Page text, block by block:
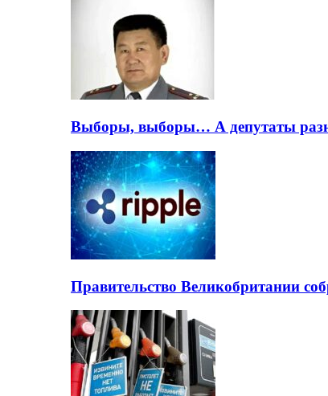
Выборы, выборы… А депутаты
Правительство Великобритании